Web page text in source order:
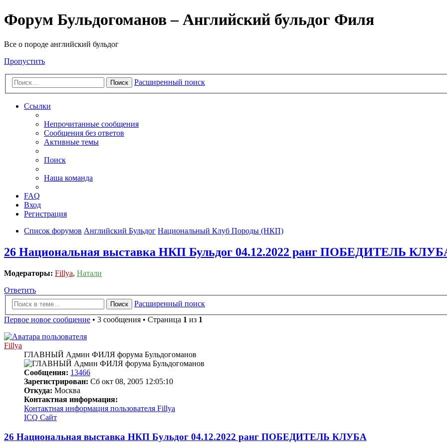
Форум Бульдогоманов – Английский бульдог Филя
Все о породе английский бульдог
Пропустить
Поиск Расширенный поиск
Ссылки
Непрочитанные сообщения
Сообщения без ответов
Активные темы
Поиск
Наша команда
FAQ
Вход
Регистрация
Список форумов Английский Бульдог Национальный Клуб Породы (НКП)
26 Национальная выставка НКП Бульдог 04.12.2022 ранг ПОБЕДИТЕЛЬ
Модераторы: Fillya, Натали
Ответить
Поиск
Расширенный поиск
Первое новое сообщение • 3 сообщения • Страница 1 из 1
Fillya
ГЛАВНЫЙ Админ ФИЛЯ форума Бульдогоманов
Сообщения: 13466
Зарегистрирован: Сб окт 08, 2005 12:05:10
Откуда: Москва
Контактная информация:
Контактная информация пользователя Fillya
ICQ Сайт
26 Национальная выставка НКП Бульдог 04.12.2022 ранг ПОБЕДИТЕЛЬ КЛУБА